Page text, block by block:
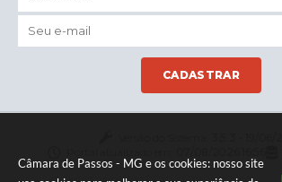
Câmara de Passos - MG e os cookies: nosso site
CADASTRAR